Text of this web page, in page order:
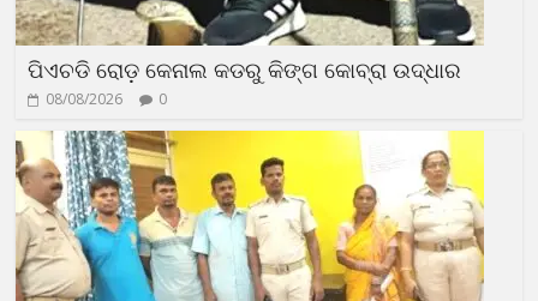
ପିଏଚଡି ରୋଡ଼ କେନାଲ କଡରୁ କିଙ୍ଗ କୋବ୍ରା ଉଦ୍ଧାର
08/08/2026 0